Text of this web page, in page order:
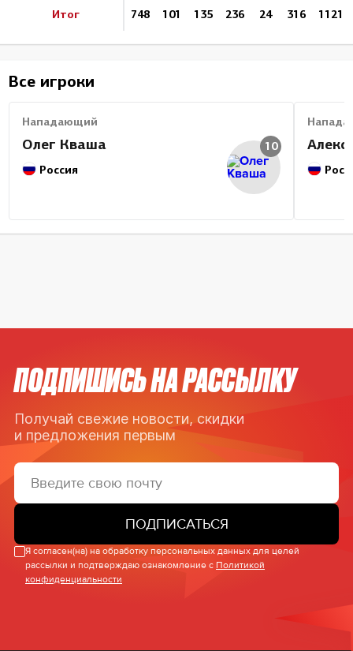
Итог 748 101 135 236 24 316 1121
Все игроки
Нападающий
Олег Кваша
Россия
10
ПОДПИШИСЬ НА РАССЫЛКУ
Получай свежие новости, скидки
и предложения первым
ПОДПИСАТЬСЯ
Я согласен(на) на обработку персональных данных для целей
рассылки и подтверждаю ознакомление с Политикой
конфиденциальности